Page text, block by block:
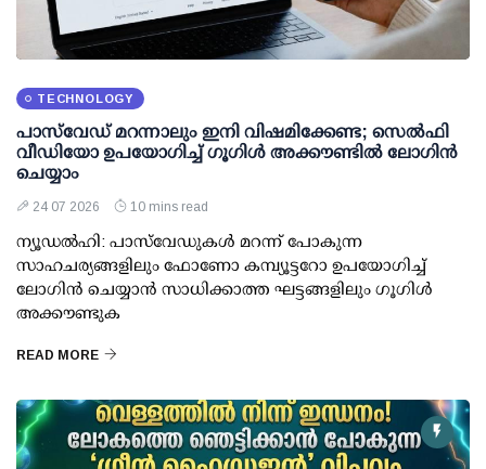
TECHNOLOGY
പാസ്‌വേഡ് മറന്നാലും ഇനി വിഷമിക്കേണ്ട; സെല്‍ഫി
വീഡിയോ ഉപയോഗിച്ച് ഗൂഗിള്‍ അക്കൗണ്ടില്‍ ലോഗിന്‍
ചെയ്യാം
24 07 2026 10 mins read
ന്യൂഡല്‍ഹി: പാസ്‌വേഡുകള്‍ മറന്ന് പോകുന്ന
സാഹചര്യങ്ങളിലും ഫോണോ കമ്പ്യൂട്ടറോ ഉപയോഗിച്ച്
ലോഗിന്‍ ചെയ്യാന്‍ സാധിക്കാത്ത ഘട്ടങ്ങളിലും ഗൂഗിള്‍
അക്കൗണ്ടുക
READ MORE